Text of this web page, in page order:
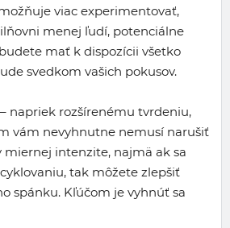
viac experimentovať,
menej ľudí, potenciálne
mať k dispozícii všetko
svedkom vašich pokusov.
napriek rozšírenému tvrdeniu,
vám nevyhnutne nemusí narušiť
miernej intenzite, najmä ak sa
tak môžete zlepšiť
spánku. Kľúčom je vyhnúť sa